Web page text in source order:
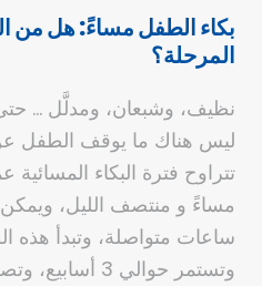
بكاء الطفل مساءً: هل من
المرحلة؟
نظيف، وشبعان، ومدلَّل …
ليس هناك ما يوقف الطفل
تتراوح فترة البكاء
ساعات متواصلة، وتبدأ هذه
وتستمر حوالي 3